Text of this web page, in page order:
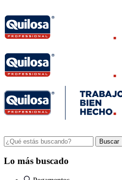
Lo más buscado